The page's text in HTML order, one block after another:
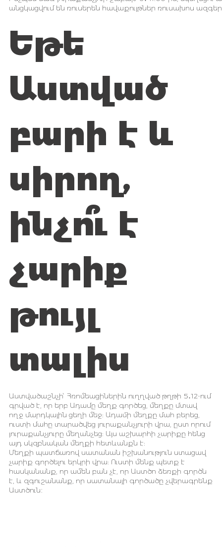
անցկացվում են ռուսերեն հավաքույթներ ռուսախոս
Աստվածաշնչի՝ Հռոմեացիներին ուղղված թղթի 5․12-ում
գրված է, որ երբ Ադամը մեղք գործեց, մեղքը մտավ
ողջ մարդկային ցեղի մեջ: Ադամի մեղքը մահ բերեց,
ուստի մահը տարածվեց յուրաքանչյուրի վրա, ըստ որում
յուրաքանչյուրը մեղանչեց: Այս աշխարհի չարիքը հենց
այդ սկզբնական մեղքի հետևանքն է:
Մեղքի պատճառով սատանան իշխանություն ստացավ
չարիք գործելու երկրի վրա: Ուստի մենք պետք է
հասկանանք, որ ամեն բան չէ, որ Աստծո ձեռքի գործն
է, և զգուշանանք, որ սատանայի գործածը չվերագրենք
Աստծուն։
Եթե
Աստված
բարի է և
սիրող,
ինչո՞ւ է
չարիք
թույլ
տալիս